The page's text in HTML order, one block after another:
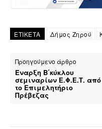
ΕΤΙΚΕΤΑ Δήμος Ζηρού
Προηγούμενο άρθρο
Έναρξη Β΄κύκλου
σεμιναρίων Ε.Φ.Ε.Τ. από
το Επιμελητήριο
Πρέβεζας